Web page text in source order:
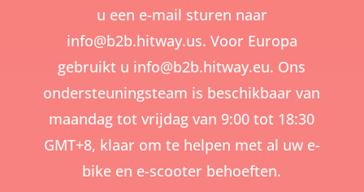
u een e-mail sturen naar
info@b2b.hitway.us. Voor Europa
gebruikt u info@b2b.hitway.eu. Ons
ondersteuningsteam is beschikbaar van
maandag tot vrijdag van 9:00 tot 18:30
GMT+8, klaar om te helpen met al uw e-
bike en e-scooter behoeften.